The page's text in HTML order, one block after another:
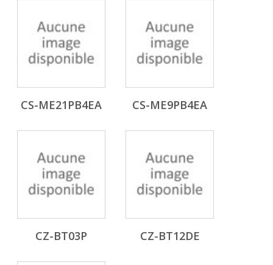
CS-ME21PB4EA CS-ME9PB4EA
CZ-BT03P CZ-BT12DE